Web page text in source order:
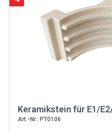
Keramikstein für E1/
Art.-Nr.: PT0106